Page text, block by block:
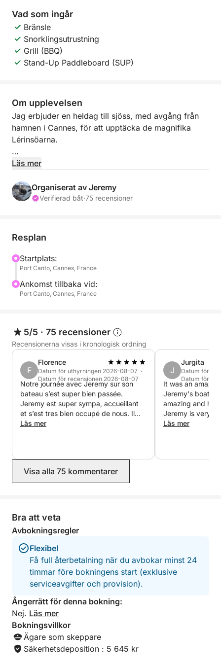
Vad som ingår
Bränsle
Snorklingsutrustning
Grill (BBQ)
Stand-Up Paddleboard (SUP)
Om upplevelsen
Jag erbjuder en heldag till sjöss, med avgång från
hamnen i Cannes, för att upptäcka de magnifika
Lérinsöarna.
På agendan: sol, turkost vatten, paddleboarding,
slutet av dagen.
Upp till 9 personer kan delta i denna utflykt.
Med 20 års erfarenhet som kock i handelsflottan
välkomnar jag dig ombord för en trevlig dag med
avkoppling, utforskande av kusten och utsökt mat.
För frågor eller ytterligare information, vänligen
kontakta mig via privat meddelande på Click&Boat.
Vi ses snart för ett underbart äventyr till sjöss!
Jeremy
Läs mer
Organiserat av Jeremy
Verifierad båt·75 recensioner
Resplan
Startplats:
Port Canto, Cannes, France
Ankomst tillbaka vid:
Port Canto, Cannes, France
5/5 · 75 recensioner
Recensionerna visas i kronologisk ordning
F
Florence
Datum för uthyrningen 2026-08-07 ·
Datum för recensionen 2026-08-07
Notre journée avec Jeremy sur son
bateau s’est super bien passée.
Jeremy est super sympa, accueillant
et s’est tres bien occupé de nous. Il
nous a préparé un bbq comme un 🧑‍🍳
excellent moment pendant cette
excursion.
Läs mer
J
Jurgita
Datum för
Datum för
It was an
Jeremy's boat ☺️
amazing and
Jeremy is very
welcoming.
Läs mer
Visa alla 75 kommentarer
Bra att veta
Avbokningsregler
Flexibel
Få full återbetalning när du avbokar minst 24
timmar före bokningens start (exklusive
serviceavgifter och provision).
Ångerrätt för denna bokning:
Nej. Läs mer
Bokningsvillkor
Ägare som skeppare
Säkerhetsdeposition : 5 645 kr